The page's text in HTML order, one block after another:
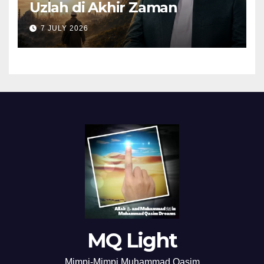
Uzlah di Akhir Zaman
7 JULY 2026
MQ Light
Mimpi-Mimpi Muhammad Qasim